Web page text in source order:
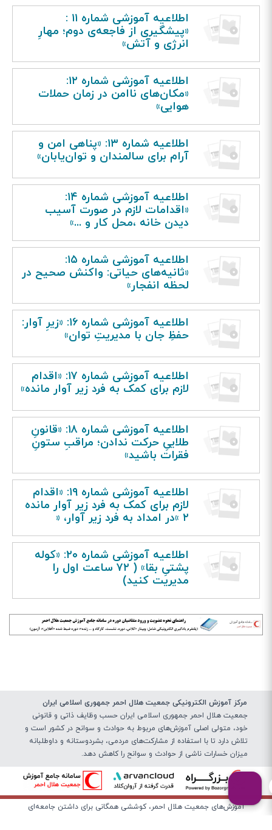
اطلاعیه آموزشی شماره ۱۱ :
«پیشگیری از فاجعه‌ی دوم؛ مهارِ
انرژی و آتش»
اطلاعیه آموزشی شماره ۱۲:
«مکان‌های ناامن در زمان حملات
هوایی»
اطلاعیه شماره ۱۳: «پناهی امن و
آرام برای سالمندان و توان‌یابان»
اطلاعیه آموزشی شماره ۱۴:
«اقدامات لازم در صورت آسیب
دیدن خانه ،محل کار و ...»
اطلاعیه آموزشی شماره ۱۵:
«ثانیه‌های حیاتی: واکنش صحیح در
لحظه انفجار»
اطلاعیه آموزشی شماره ۱۶: «زیرِ آوار:
حفظِ جان با مدیریتِ توان»
اطلاعیه آموزشی شماره ۱۷: «اقدام
لازم برای کمک به فرد زیر آوار مانده»
اطلاعیه آموزشی شماره ۱۸: «قانونِ
طلاییِ حرکت ندادن؛ مراقبِ ستونِ
فقرات باشید»
اطلاعیه آموزشی شماره ۱۹: «اقدام
لازم برای کمک به فرد زیر آوار مانده
۲ »‌در امداد به فرد زیر آوار، «
اطلاعیه آموزشی شماره ۲۰: «کوله
پشتیِ بقا» ( ۷۲ ساعت اول را
مدیریت کنید)
مرکز آموزش الکترونیکی جمعیت هلال احمر جمهوری اسلامی ایران
جمعیت هلال احمر جمهوری اسلامی ایران حسب وظایف ذاتی و قانونی
خود، متولی اصلی آموزش‌های مربوط به حوادث و سوانح در کشور است و
تلاش دارد تا با استفاده از مشارکت‌های مردمی، بشردوستانه و داوطلبانه
میزان خسارات ناشی از حوادث و سوانح را کاهش دهد.
آموزش‌های جمعیت هلال احمر، کوششی همگانی برای داشتن جامعه‌ای